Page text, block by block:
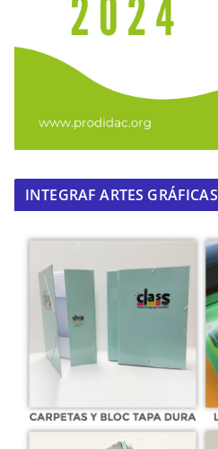
INTEGRAF ARTES GRÁFICAS